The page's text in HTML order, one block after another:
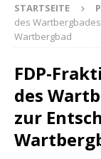
STARTSEITE
des
Wartbergbad
FDP-
des
zur